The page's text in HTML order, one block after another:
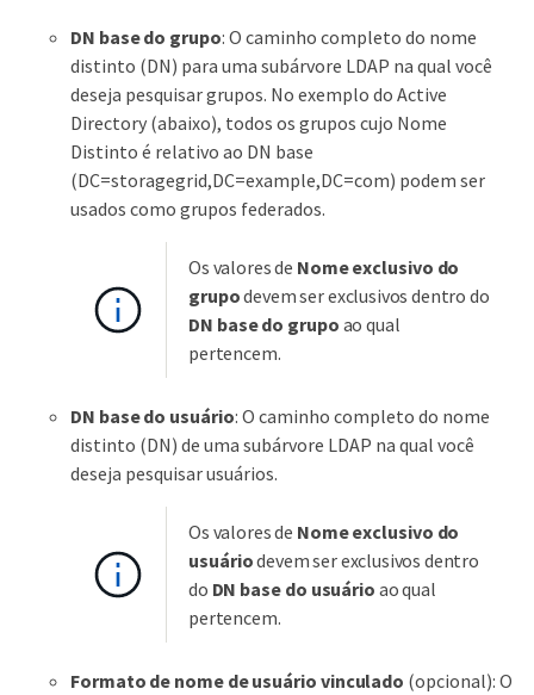
DN base do grupo: O caminho completo do nome
distinto (DN) para uma subárvore LDAP na qual você
deseja pesquisar grupos. No exemplo do Active
Directory (abaixo), todos os grupos cujo Nome
Distinto é relativo ao DN base
(DC=storagegrid,DC=example,DC=com) podem ser
usados como grupos federados.
Os valores de Nome exclusivo do
grupodevem ser exclusivos dentro do
DN base do grupo ao qual
pertencem.
DN base do usuário: O caminho completo do nome
distinto (DN) de uma subárvore LDAP na qual você
deseja pesquisar usuários.
Os valores de Nome exclusivo do
usuáriodevem ser exclusivos dentro
do DN base do usuário ao qual
pertencem.
Formato de nome de usuário vinculado (opcional): O